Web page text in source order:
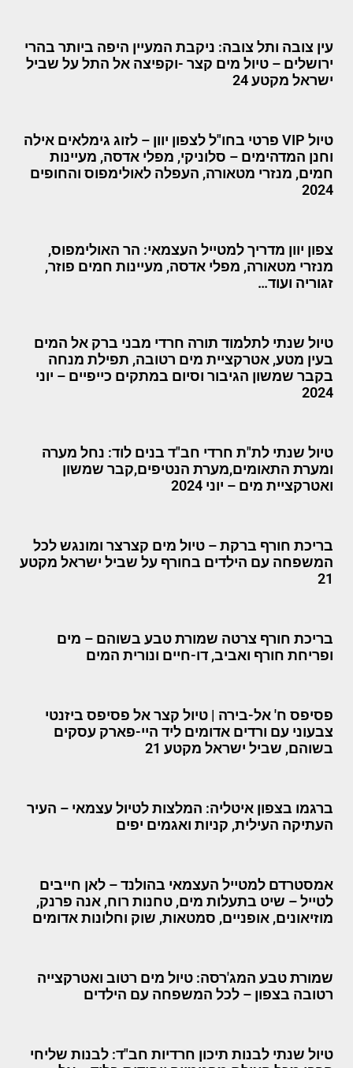
עין צובה ותל צובה: ניקבת המעיין היפה ביותר בהרי
ירושלים – טיול מים קצר -וקפיצה אל התל על שביל
ישראל מקטע 24
טיול VIP פרטי בחו"ל לצפון יוון – לזוג גימלאים אילה
וחנן המדהימים – סלוניקי, מפלי אדסה, מעיינות
חמים, מנזרי מטאורה, העפלה לאולימפוס והחופים
2024
צפון יוון מדריך למטייל העצמאי: הר האולימפוס,
מנזרי מטאורה, מפלי אדסה, מעיינות חמים פוזר,
זגוריה ועוד…
טיול שנתי לתלמוד תורה חרדי מבני ברק אל המים
בעין מטע, אטרקציית מים רטובה, תפילת מנחה
בקבר שמשון הגיבור וסיום במתקים כייפיים – יוני
2024
טיול שנתי לת"ת חרדי חב"ד בנים לוד: נחל מערה
ומערת התאומים,מערת הנטיפים,קבר שמשון
ואטרקציית מים – יוני 2024
בריכת חורף ברקת – טיול מים קצרצר ומונגש לכל
המשפחה עם הילדים בחורף על שביל ישראל מקטע
21
בריכת חורף צרטה שמורת טבע בשוהם – מים
ופריחת חורף ואביב, דו-חיים ונורית המים
פסיפס ח' אל-בירה | טיול קצר אל פסיפס ביזנטי
צבעוני עם ורדים אדומים ליד היי-פארק עסקים
בשוהם, שביל ישראל מקטע 21
ברגמו בצפון איטליה: המלצות לטיול עצמאי – העיר
העתיקה העילית, קניות ואגמים יפים
אמסטרדם למטייל העצמאי בהולנד – לאן חייבים
לטייל – שיט בתעלות מים, טחנות רוח, אנה פרנק,
מוזיאונים, אופניים, סמטאות, שוק וחלונות אדומים
שמורת טבע המג'רסה: טיול מים רטוב ואטרקצייה
רטובה בצפון – לכל המשפחה עם הילדים
טיול שנתי לבנות תיכון חרדיות חב"ד: לבנות שליחי